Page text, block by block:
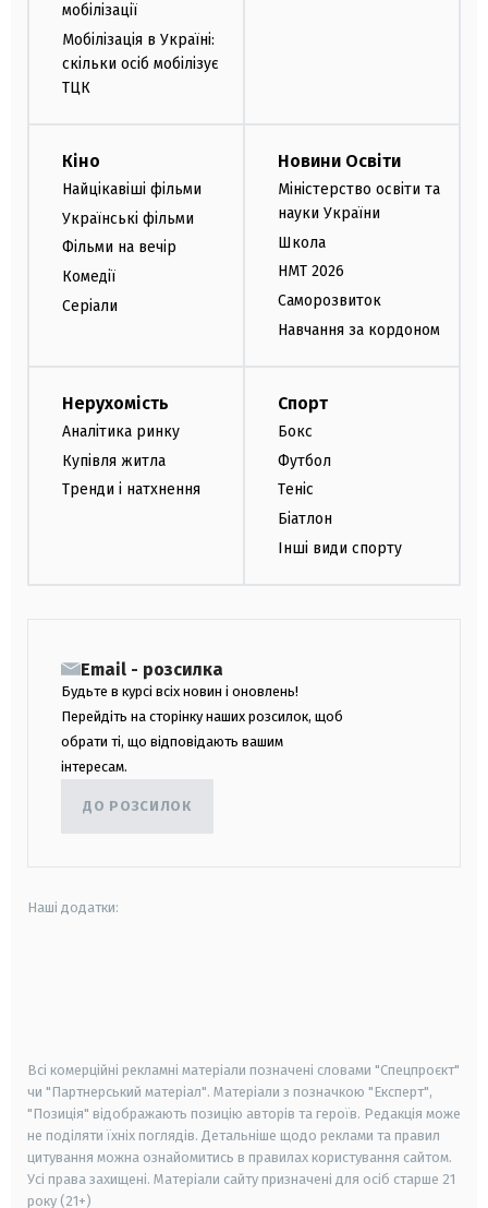
мобілізації
Мобілізація в Україні:
скільки осіб мобілізує
ТЦК
Кіно
Найцікавіші фільми
Українські фільми
Фільми на вечір
Комедії
Серіали
Новини Освіти
Міністерство освіти та
науки України
Школа
НМТ 2026
Саморозвиток
Навчання за кордоном
Нерухомість
Аналітика ринку
Купівля житла
Тренди і натхнення
Спорт
Бокс
Футбол
Теніс
Біатлон
Інші види спорту
Email - розсилка
Будьте в курсі всіх новин і оновлень!
Перейдіть на сторінку наших розсилок, щоб
обрати ті, що відповідають вашим
інтересам.
ДО РОЗСИЛОК
Наші додатки:
Всі комерційні рекламні матеріали позначені словами "Спецпроєкт"
чи "Партнерський матеріал". Матеріали з позначкою "Експерт",
"Позиція" відображають позицію авторів та героїв. Редакція може
не поділяти їхніх поглядів. Детальніше щодо реклами та правил
цитування можна ознайомитись в правилах користування сайтом.
Усі права захищені. Матеріали сайту призначені для осіб старше 21
року (21+)